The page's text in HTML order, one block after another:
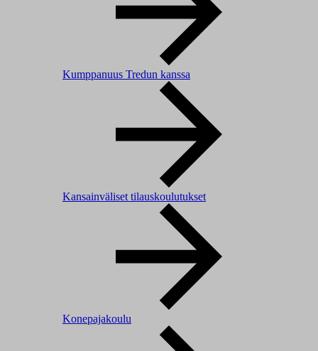
Kumppanuus Tredun kanssa
Kansainväliset tilauskoulutukset
Konepajakoulu